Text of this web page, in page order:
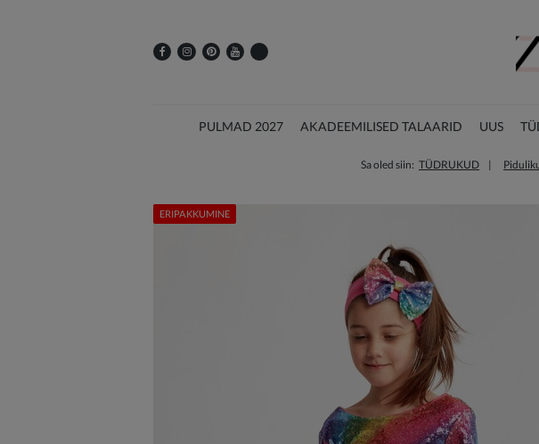
PULMAD 2027 AKADEEMILISED TALAARID UUS
Sa oled siin: TÜDRUKUD
ERIPAKKUMINE